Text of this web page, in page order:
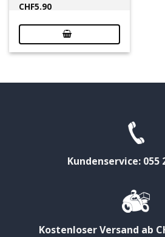
CHF5.90
Kundenservice: 055
Kostenloser Versand ab